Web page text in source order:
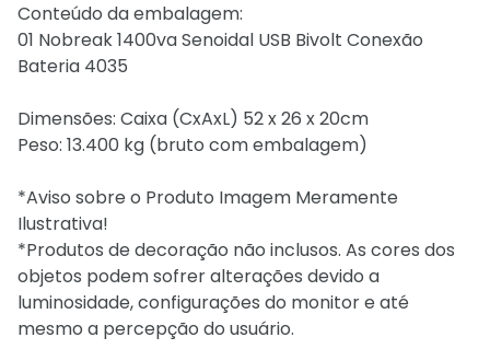
Conteúdo da embalagem:
01 Nobreak 1400va Senoidal USB Bivolt Conexão
Bateria 4035
Dimensões: Caixa (CxAxL) 52 x 26 x 20cm
Peso: 13.400 kg (bruto com embalagem)
*Aviso sobre o Produto Imagem Meramente
Ilustrativa!
*Produtos de decoração não inclusos. As cores dos
objetos podem sofrer alterações devido a
luminosidade, configurações do monitor e até
mesmo a percepção do usuário.